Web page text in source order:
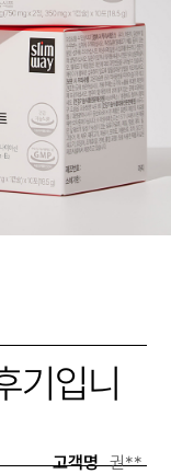
기입니
고객명 권**